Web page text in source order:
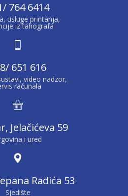
764 6414
usluge printanja,
iz tahografa
651 616
video nadzor,
računala
Jelačićeva 59
i ured
Radića 53
Sjedište